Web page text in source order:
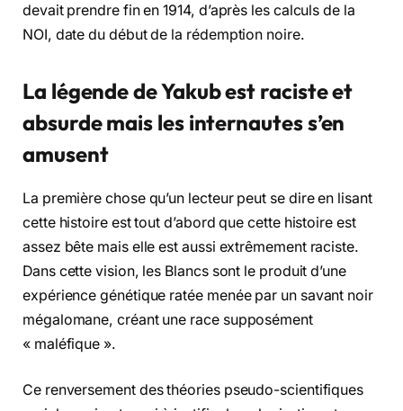
devait prendre fin en 1914, d’après les calculs de la
NOI, date du début de la rédemption noire.
La légende de Yakub est raciste et
absurde mais les internautes s’en
amusent
La première chose qu’un lecteur peut se dire en lisant
cette histoire est tout d’abord que cette histoire est
assez bête mais elle est aussi extrêmement raciste.
Dans cette vision, les Blancs sont le produit d’une
expérience génétique ratée menée par un savant noir
mégalomane, créant une race supposément
« maléfique ».
Ce renversement des théories pseudo-scientifiques